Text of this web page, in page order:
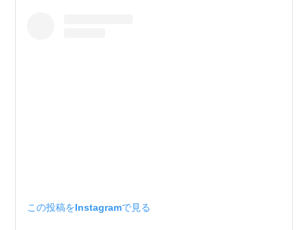
この投稿をInstagramで見る